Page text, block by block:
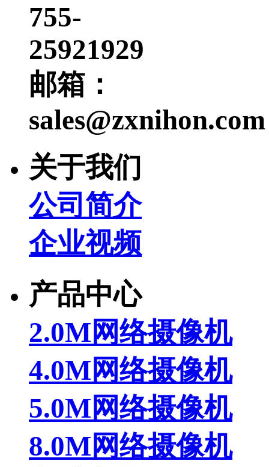
755-
25921929
邮箱：
sales@zxnihon.com
关于我们
公司简介
企业视频
产品中心
2.0M网络摄像机
4.0M网络摄像机
5.0M网络摄像机
8.0M网络摄像机